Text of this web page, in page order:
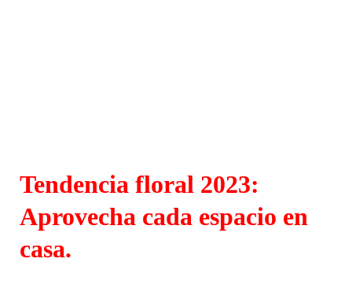
Tendencia floral 2023:
Aprovecha cada espacio en
casa.